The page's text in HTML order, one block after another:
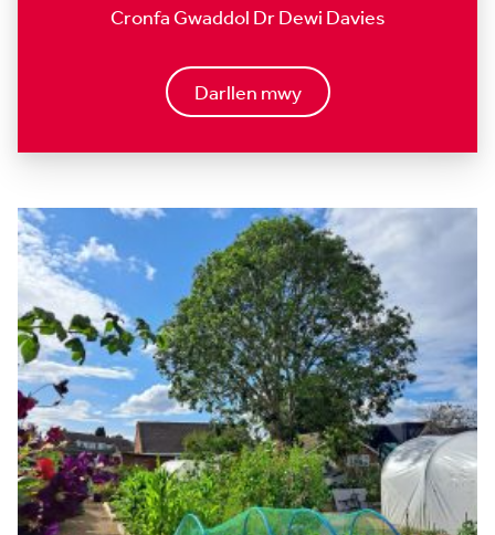
Cronfa Gwaddol Dr Dewi Davies
Darllen mwy